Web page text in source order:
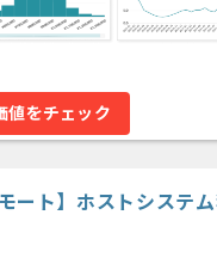
値をチェック
ト】ホストシステ